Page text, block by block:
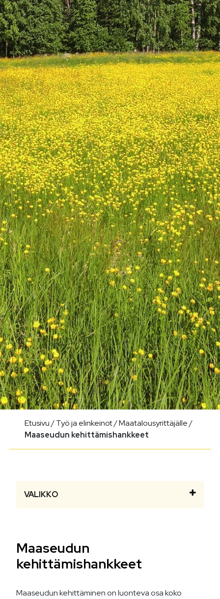
Etusivu/Työ ja elinkeinot/Maatalousyrittäjälle/
Maaseudun kehittämishankkeet
VALIKKO
Maaseudun
kehittämishankkeet
Maaseudun kehittäminen on luonteva osa koko